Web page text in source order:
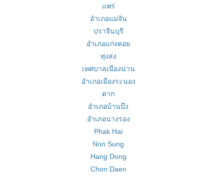
แพร่
อำเภอแม่จัน
ปราจีนบุรี
อำเภอแก่งคอย
ทุ่งสง
เทศบาลเมืองน่าน
อำเภอเมืองระนอง
ตาก
อำเภอบ้านบึง
อำเภอนางรอง
Phak Hai
Non Sung
Hang Dong
Chon Daen